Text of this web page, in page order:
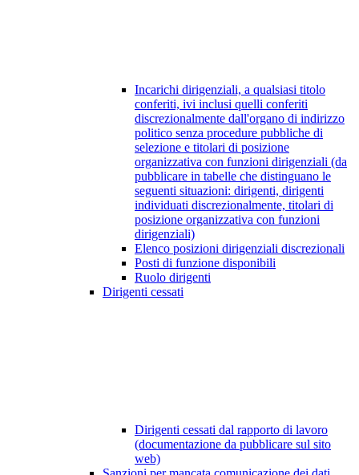
Incarichi dirigenziali, a qualsiasi titolo
conferiti, ivi inclusi quelli conferiti
discrezionalmente dall'organo di indirizzo
politico senza procedure pubbliche di
selezione e titolari di posizione
organizzativa con funzioni dirigenziali (da
pubblicare in tabelle che distinguano le
seguenti situazioni: dirigenti, dirigenti
individuati discrezionalmente, titolari di
posizione organizzativa con funzioni
dirigenziali)
Elenco posizioni dirigenziali discrezionali
Posti di funzione disponibili
Ruolo dirigenti
Dirigenti cessati
Dirigenti cessati dal rapporto di lavoro
(documentazione da pubblicare sul sito
web)